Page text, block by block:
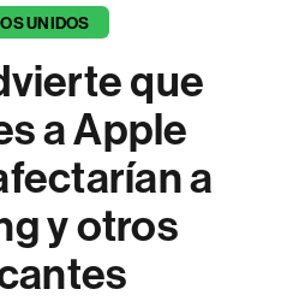
UNIDOS
que
a Apple
a
y otros